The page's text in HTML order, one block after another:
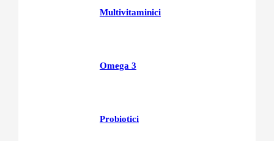
Multivitaminici
Omega 3
Probiotici